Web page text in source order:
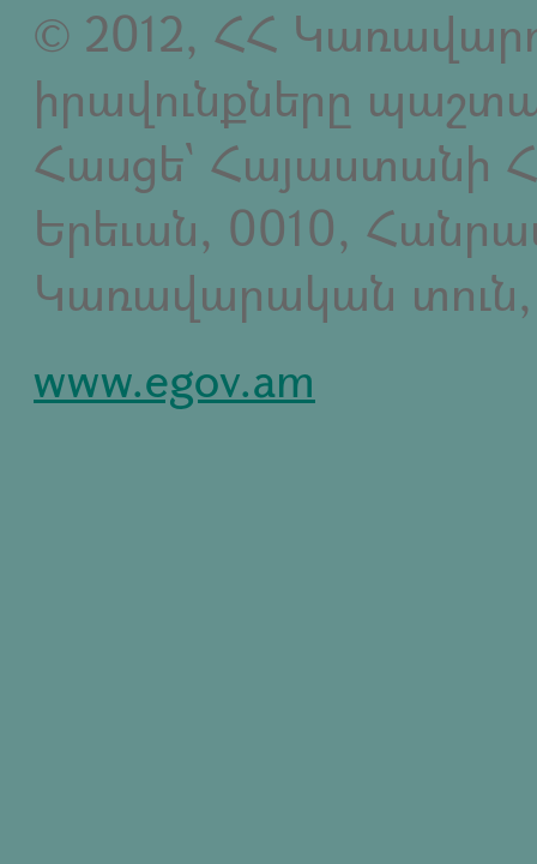
© 2012, ՀՀ
իրավունքները
Հասցե` Հայաստանի
Երեւան, 0010,
Կառավարական տուն,
www.egov.am